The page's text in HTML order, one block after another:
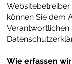
können Sie dem
Verantwortlichen
Wie erfassen